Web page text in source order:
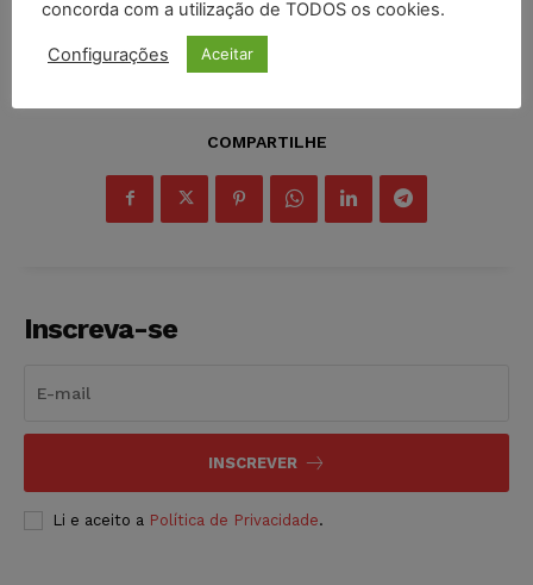
COMPARTILHE
Inscreva-se
INSCREVER
Li e aceito a Política de Privacidade.
concorda com a utilização de TODOS os cookies.
Configurações Aceitar